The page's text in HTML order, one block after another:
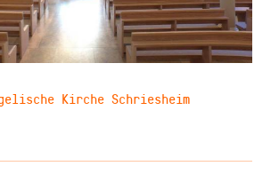
Kirche Schriesheim